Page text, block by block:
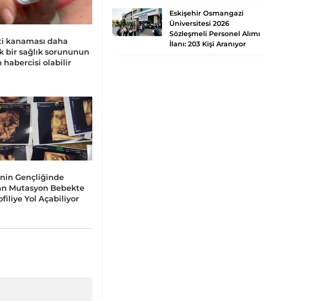
kanaması daha
bir sağlık sorununun
habercisi olabilir
Gençliğinde
Mutasyon Bebekte
Yol Açabiliyor
Eskişehir Osmangazi
Üniversitesi 2026
Sözleşmeli Personel Alımı
İlanı: 203 Kişi Aranıyor